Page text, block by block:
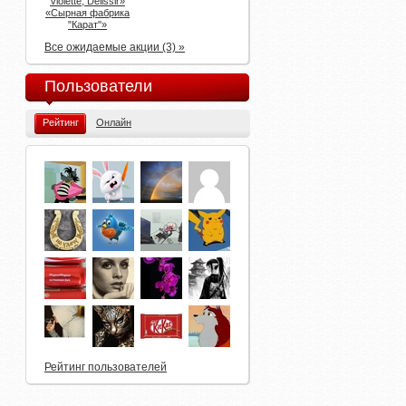
«Сырная фабрика
"Карат"»
Все ожидаемые акции (3) »
Пользователи
Рейтинг Онлайн
Рейтинг пользователей